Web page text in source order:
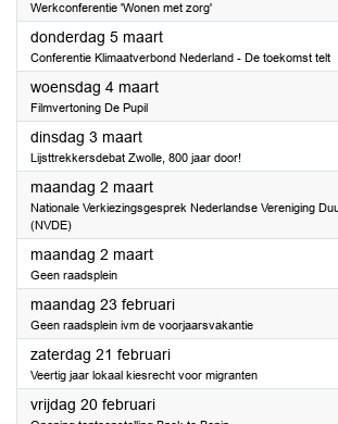
Werkconferentie 'Wonen met zorg'
donderdag 5 maart2026
Conferentie Klimaatverbond Nederland - De toekomst telt
woensdag 4 maart2026
Filmvertoning De Pupil
dinsdag 3 maart2026
Lijsttrekkersdebat Zwolle, 800 jaar door!
maandag 2 maart2026
Nationale Verkiezingsgesprek Nederlandse Vereniging
(NVDE)
maandag 2 maart2026
Geen raadsplein
maandag 23 februari2026
Geen raadsplein ivm de voorjaarsvakantie
zaterdag 21 februari2026
Veertig jaar lokaal kiesrecht voor migranten
vrijdag 20 februari2026